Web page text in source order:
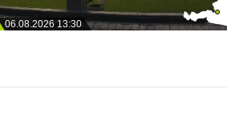
06.08.2026 13:30